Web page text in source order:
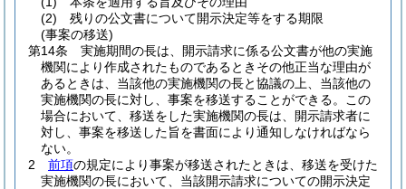
(2)
残りの公文書について開示決定等をする期限
(事案の移送)
第14条
実施期間の長は、開示請求に係る公文書が他の実施
機関により作成されたものであるときその他正当な理由が
あるときは、当該他の実施機関の長と協議の上、当該他の
実施機関の長に対し、事案を移送することができる。
この
場合において、移送をした実施機関の長は、開示請求者に
対し、事案を移送した旨を書面により通知しなければなら
ない。
2
前項の規定により事案が移送されたときは、移送を受けた
実施機関の長において、当該開示請求についての開示決定